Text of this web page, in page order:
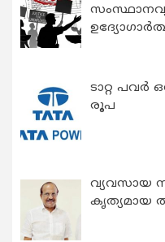
ടാറ്റ പവർ
രൂപ
വ്യവസായ
കൃത്യമായ